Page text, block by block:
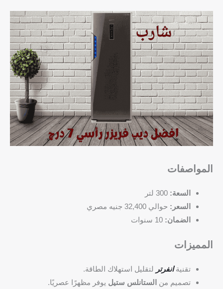
المواصفات
السعة:
السعر: حوالي 32,400 جنيه مصري
الضمان:
المميزات
تقنيةانفرتر
لتقليل استهلاك الطاقة.
تصميم من الستانلس ستيل يوفر مظهرًا عصريًا.